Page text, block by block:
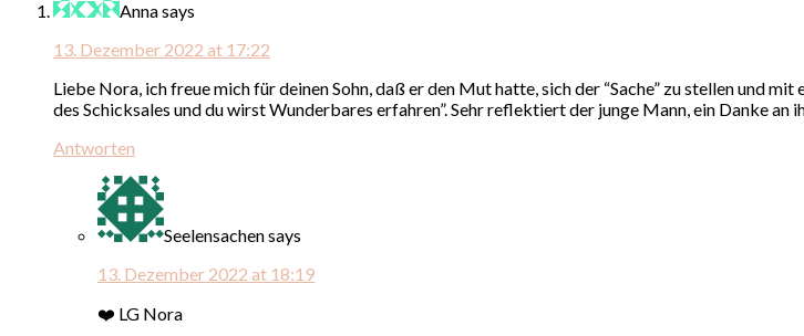
Annasays
13. Dezember 2022 at 17:22
Liebe Nora, ich freue mich für deinen Sohn, daß er den Mut hatte, sich der “Sache” zu stellen und
des Schicksales und du wirst Wunderbares erfahren”. Sehr reflektiert der junge Mann, ein Danke an
Antworten
Seelensachensays
13. Dezember 2022 at 18:19
❤️ LG Nora